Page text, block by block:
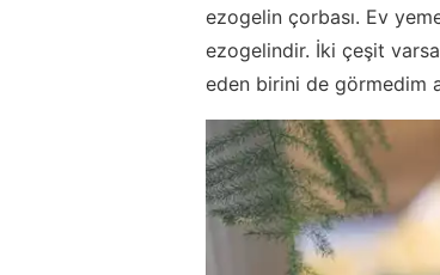
ezogelin çorbası. Ev
ezogelindir. İki çeşit
eden birini de görmedim